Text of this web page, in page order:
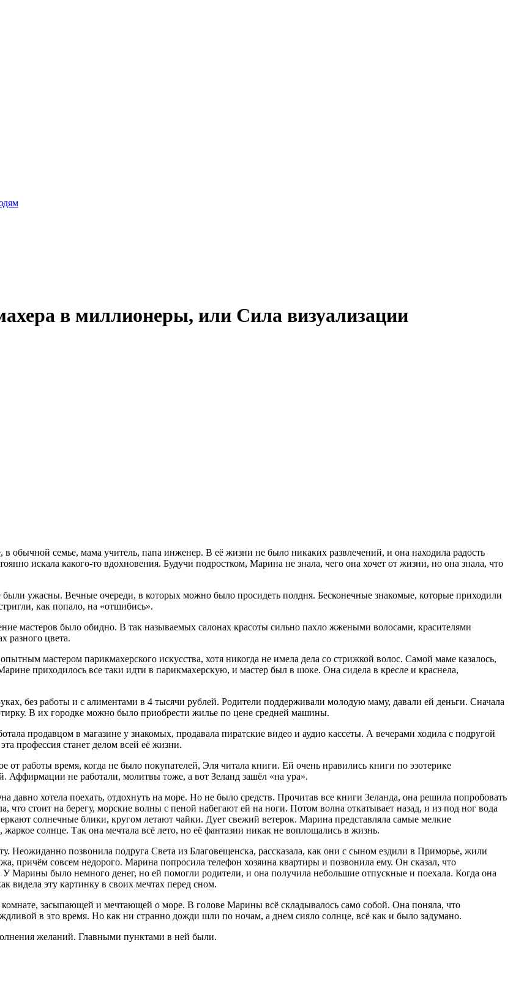
в миллионеры, или Сила визуализации
обычной семье, мама учитель, папа инженер. В её жизни не было никаких развлечений, и она находила радость
искала какого-то вдохновения. Будучи подростком, Марина не знала, чего она хочет от жизни, но она знала, что
были ужасны. Вечные очереди, в которых можно было просидеть полдня. Бесконечные знакомые, которые приходили
как попало, на «отшибись».
мастеров было обидно. В так называемых салонах красоты сильно пахло жжеными волосами, красителями
разного цвета.
мастером парикмахерского искусства, хотя никогда не имела дела со стрижкой волос. Самой маме казалось,
приходилось все таки идти в парикмахерскую, и мастер был в шоке. Она сидела в кресле и краснела,
без работы и с алиментами в 4 тысячи рублей. Родители поддерживали молодую маму, давали ей деньги. Сначала
В их городке можно было приобрести жилье по цене средней машины.
продавцом в магазине у знакомых, продавала пиратские видео и аудио кассеты. А вечерами ходила с подругой
профессия станет делом всей её жизни.
работы время, когда не было покупателей, Эля читала книги. Ей очень нравились книги по эзотерике
не работали, молитвы тоже, а вот Зеланд зашёл «на ура».
давно хотела поехать, отдохнуть на море. Но не было средств. Прочитав все книги Зеланда, она решила попробовать
что стоит на берегу, морские волны с пеной набегают ей на ноги. Потом волна откатывает назад, и из под ног вода
солнечные блики, кругом летают чайки. Дует свежий ветерок. Марина представляла самые мелкие
солнце. Так она мечтала всё лето, но её фантазии никак не воплощались в жизнь.
Неожиданно позвонила подруга Света из Благовещенска, рассказала, как они с сыном ездили в Приморье, жили
причём совсем недорого. Марина попросила телефон хозяина квартиры и позвонила ему. Он сказал, что
У Марины было немного денег, но ей помогли родители, и она получила небольшие отпускные и поехала. Когда она
видела эту картинку в своих мечтах перед сном.
засыпающей и мечтающей о море. В голове Марины всё складывалось само собой. Она поняла, что
в это время. Но как ни странно дожди шли по ночам, а днем сияло солнце, всё как и было задумано.
желаний. Главными пунктами в ней были.